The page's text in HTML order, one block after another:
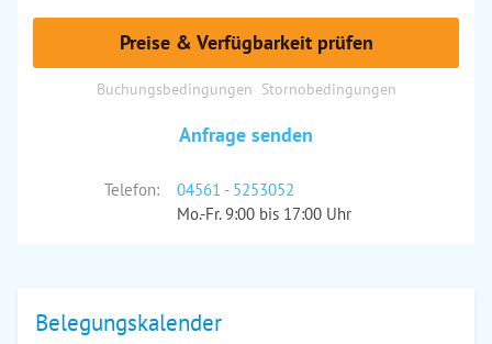
Preise & Verfügbarkeit prüfen
Buchungsbedingungen Stornobedingungen
Anfrage senden
Telefon:
04561 - 5253052
Mo.-Fr. 9:00 bis 17:00 Uhr
Belegungskalender